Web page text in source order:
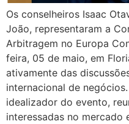
Os conselheiros Isaac
João, representaram a
Arbitragem no Europa
feira, 05 de maio, em
ativamente das
internacional de
idealizador do evento,
interessadas no mercado